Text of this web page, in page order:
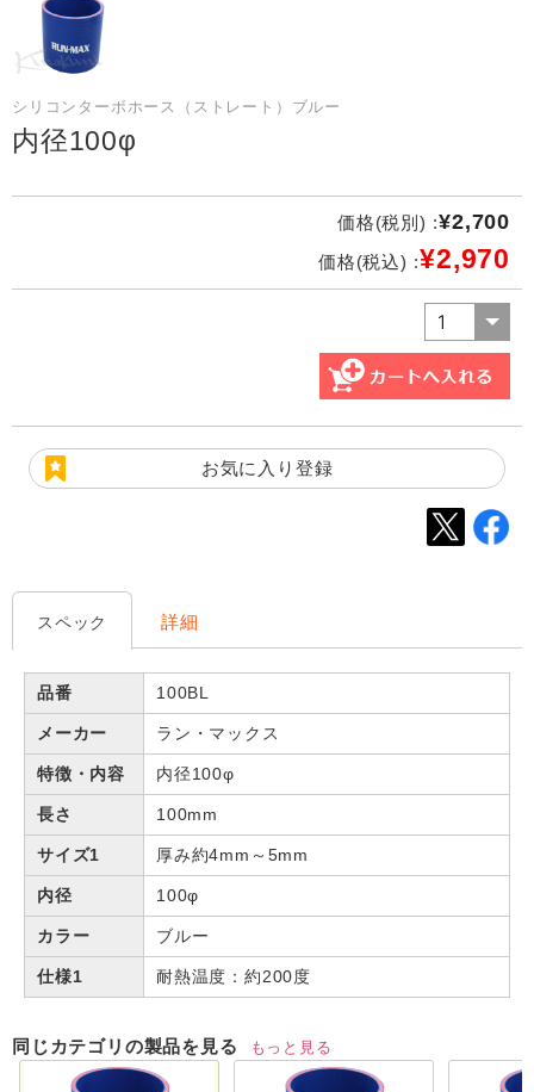
シリコンターボホース（ストレート）ブルー
内径100φ
価格(税別) :¥2,700
価格(税込) :¥2,970
お気に入り登録
スペック 詳細
品番 100BL
メーカー ラン・マックス
特徴・内容 内径100φ
長さ 100mm
サイズ1 厚み約4mm～5mm
内径 100φ
カラー ブルー
仕様1 耐熱温度：約200度
同じカテゴリの製品を見る もっと見る